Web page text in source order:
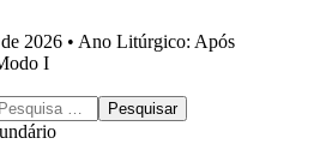
2026 • Ano Litúrgico: Após
I